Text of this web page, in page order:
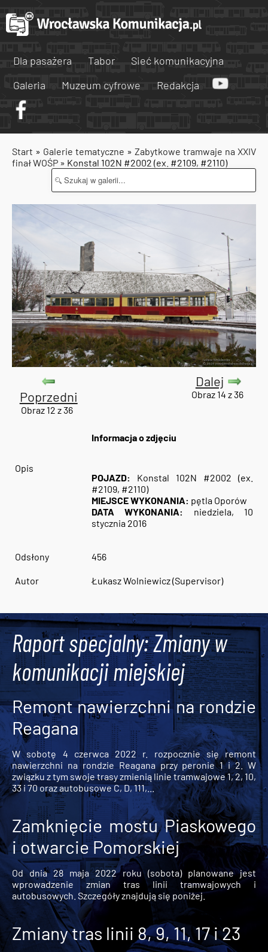
Dla pasażera Tabor
Sieć komunikacyjna
Galeria
Muzeum cyfrowe Redakcja
Start » Galerie tematyczne » Zabytkowe tramwaje na XXIV
finał WOŚP » Konstal 102N #2002 (ex. #2109, #2110)
Poprzedni
Obraz 12 z 36
Dalej
Obraz 14 z 36
Informacja o zdjęciu
Opis
POJAZD: Konstal 102N #2002 (ex.
#2109, #2110)
MIEJSCE WYKONANIA: pętla Oporów
DATA WYKONANIA:
niedziela, 10
stycznia 2016
Odsłony 456
Autor Łukasz Wolniewicz (Supervisor)
Raport specjalny: Zmiany w
komunikacji miejskiej
Remont nawierzchni na rondzie
Reagana
W sobotę 4 czerwca 2022 r. rozpocznie się remont
nawierzchni na rondzie Reagana przy peronie 1 i 2. W
związku z tym swoje trasy zmienią linie tramwajowe 1, 2, 10,
33 i 70 oraz autobusowe C, D, 111,...
Zamknięcie mostu Piaskowego
i otwarcie Pomorskiej
Od dnia 28 maja 2022 roku (sobota) planowane jest
wprowadzenie zmian tras linii tramwajowych i
autobusowych. Szczegóły znajdują się poniżej.
Zmiany tras linii 8, 9, 11, 17 i 23